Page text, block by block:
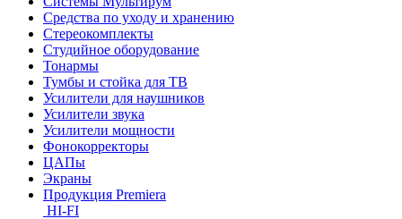
Средства по уходу и хранению
Стереокомплекты
Студийное оборудование
Тонармы
Тумбы и стойка для ТВ
Усилители для наушников
Усилители звука
Усилители мощности
Фонокорректоры
ЦАПы
Экраны
Продукция Premiera
HI-FI